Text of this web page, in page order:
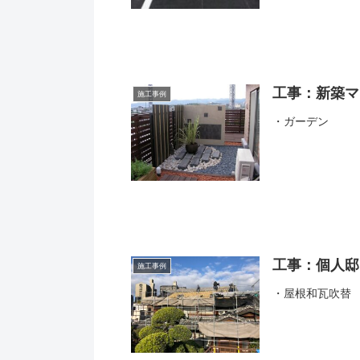
施工事例 工事：新築
・ガーデン
施工事例 工事：個人邸
・屋根和瓦吹替